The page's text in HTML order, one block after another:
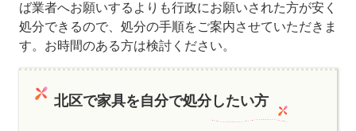
ば業者へお願いするよりも行政にお願いされた方が安く
処分できるので、処分の手順をご案内させていただきま
す。お時間のある方は検討ください。
北区で家具を自分で処分したい方